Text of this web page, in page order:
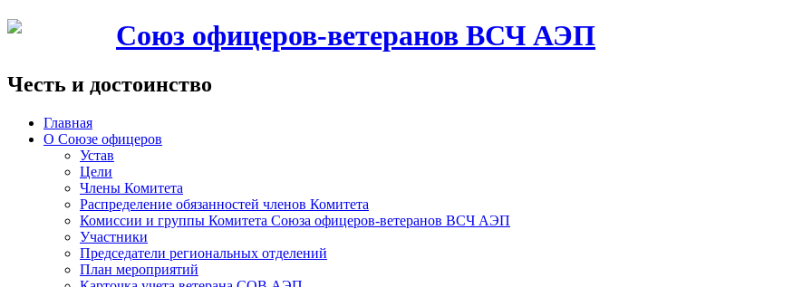
Союз офицеров-ветеранов ВСЧ АЭП
Честь и достоинство
Главная
О Союзе офицеров
Устав
Цели
Члены Комитета
Распределение обязанностей членов Комитета
Комиссии и группы Комитета Союза офицеров-ветеранов ВСЧ АЭП
Участники
Председатели региональных отделений
План мероприятий